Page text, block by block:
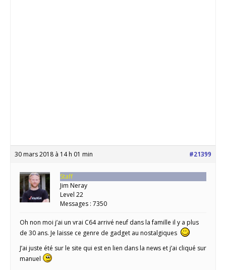
30 mars 2018 à 14 h 01 min #21399
Staff
Jim Neray
Level 22
Messages : 7350
Oh non moi j’ai un vrai C64 arrivé neuf dans la famille il y a plus
de 30 ans. Je laisse ce genre de gadget au nostalgiques
J’ai juste été sur le site qui est en lien dans la news et j’ai cliqué sur
manuel